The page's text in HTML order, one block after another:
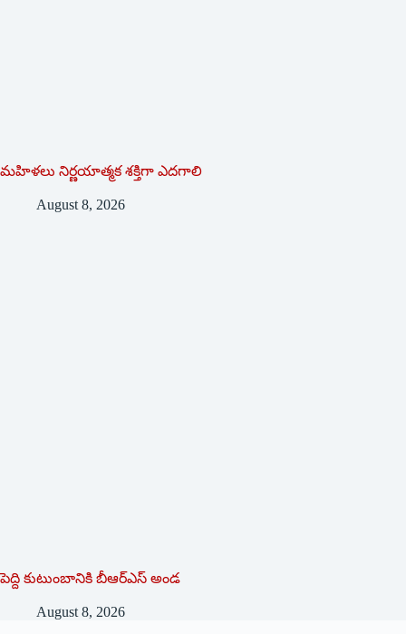
మహిళలు నిర్ణయాత్మక శక్తిగా ఎదగాలి
August 8, 2026
పెద్ది కుటుంబానికి బీఆర్ఎస్ అండ
August 8, 2026